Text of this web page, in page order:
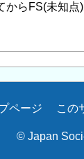
からFS(未知点
ページ この
© Japan